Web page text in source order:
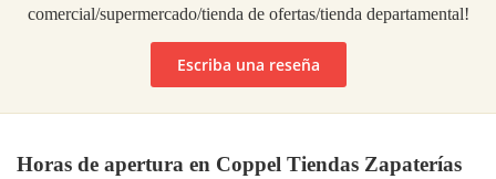
comercial/supermercado/tienda de ofertas/tienda departamental!
Escriba una reseña
Horas de apertura en Coppel Tiendas Zapaterías